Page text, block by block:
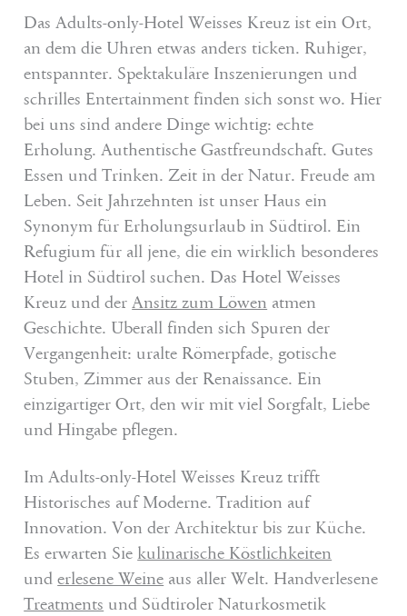
Events
Service
Anfragen
Buchen
Shop
Gutscheine
Jobs
Das Adults-only-Hotel Weisses Kreuz ist ein Ort,
an dem die Uhren etwas anders ticken. Ruhiger,
entspannter. Spektakuläre Inszenierungen und
schrilles Entertainment finden sich sonst wo. Hier
bei uns sind andere Dinge wichtig: echte
Erholung. Authentische Gastfreundschaft. Gutes
Essen und Trinken. Zeit in der Natur. Freude am
Leben. Seit Jahrzehnten ist unser Haus ein
Synonym für Erholungsurlaub in Südtirol. Ein
Refugium für all jene, die ein wirklich besonderes
Hotel in Südtirol suchen. Das Hotel Weisses
Kreuz und derAnsitz zum Löwen atmen
Geschichte. Überall finden sich Spuren der
Vergangenheit: uralte Römerpfade, gotische
Stuben, Zimmer aus der Renaissance. Ein
einzigartiger Ort, den wir mit viel Sorgfalt, Liebe
und Hingabe pflegen.
Im Adults-only-Hotel Weisses Kreuz trifft
Historisches auf Moderne. Tradition auf
Innovation. Von der Architektur bis zur Küche.
Es erwarten Sie kulinarische Köstlichkeiten
underlesene Weine aus aller Welt. Handverlesene
Treatments und Südtiroler Naturkosmetik